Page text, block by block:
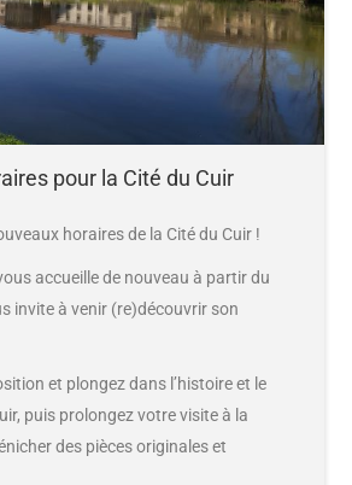
pour la Cité du Cuir
horaires de la Cité du Cuir !
accueille de nouveau à partir du
invite à venir (re)découvrir son
et plongez dans l’histoire et le
puis prolongez votre visite à la
des pièces originales et